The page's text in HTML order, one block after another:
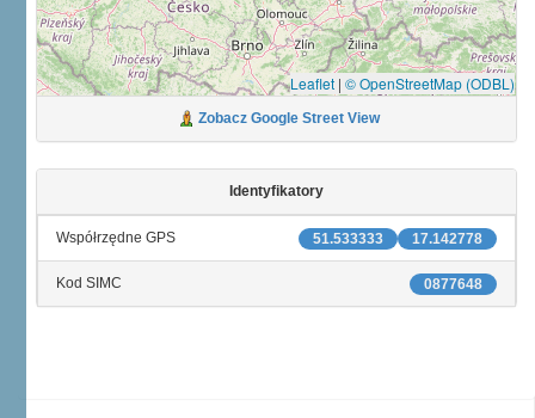
Leaflet | © OpenStreetMap (ODBL)
Zobacz Google Street View
Identyfikatory
17.142778
51.533333
Współrzędne GPS
0877648
Kod SIMC